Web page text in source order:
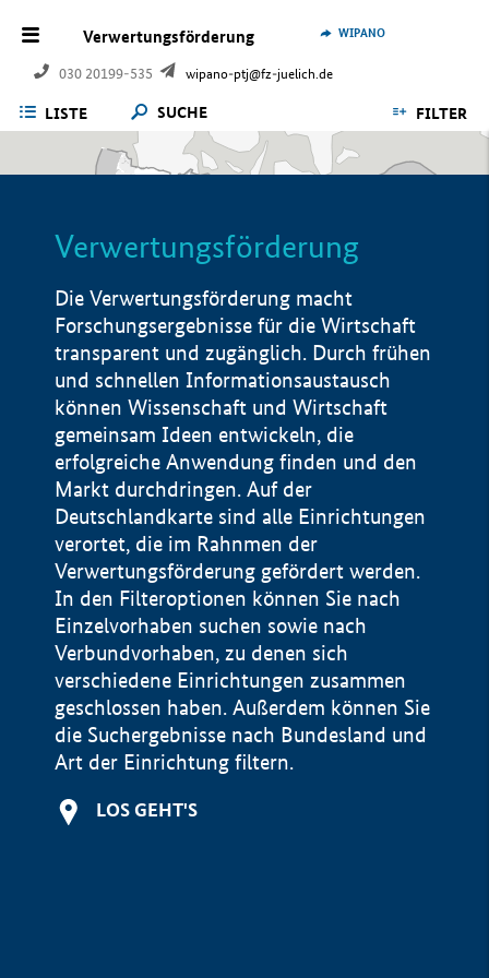
Verwertungsförderung
030 20199-535 wipano-ptj@fz-juelich.de
WIPANO
LISTE SUCHE FILTER
Verwertungsförderung
Die Verwertungsförderung macht
Forschungsergebnisse für die Wirtschaft
transparent und zugänglich. Durch frühen
und schnellen Informationsaustausch
können Wissenschaft und Wirtschaft
gemeinsam Ideen entwickeln, die
erfolgreiche Anwendung finden und den
Markt durchdringen. Auf der
Deutschlandkarte sind alle Einrichtungen
verortet, die im Rahnmen der
Verwertungsförderung gefördert werden.
In den Filteroptionen können Sie nach
Einzelvorhaben suchen sowie nach
Verbundvorhaben, zu denen sich
verschiedene Einrichtungen zusammen
geschlossen haben. Außerdem können Sie
die Suchergebnisse nach Bundesland und
Art der Einrichtung filtern.
LOS GEHT'S